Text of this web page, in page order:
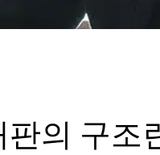
의 구조